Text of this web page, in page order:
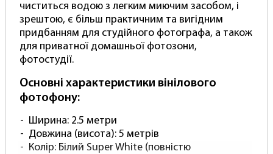
чиститься водою з легким миючим засобом, і
зрештою, є більш практичним та вигідним
придбанням для студійного фотографа, а також
для приватної домашньої фотозони,
фотостудії.
Основні характеристики вінілового
фотофону:
Ширина: 2.5 метри
Довжина (висота): 5 метрів
Колір: Білий Super White (повністю